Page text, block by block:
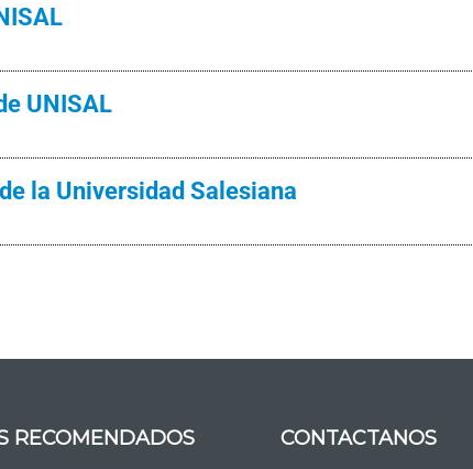
UNISAL
la Universidad Salesiana
RECOMENDADOS CONTACTANOS